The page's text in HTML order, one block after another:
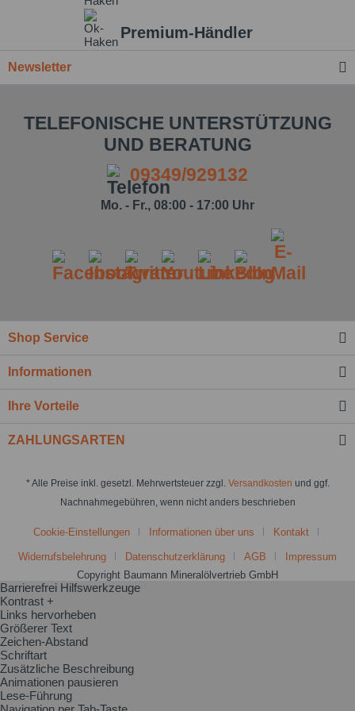
zur Kenntnis
genommen.*
Felder mit * sind Pflichtfelder.
Premium-Händler
Newsletter
TELEFONISCHE UNTERSTÜTZUNG
UND BERATUNG
09349/929132
Mo. - Fr., 08:00 - 17:00 Uhr
Shop Service
Informationen
Ihre Vorteile
ZAHLUNGSARTEN
* Alle Preise inkl. gesetzl. Mehrwertsteuer zzgl. Versandkosten und ggf.
Nachnahmegebühren, wenn nicht anders beschrieben
Cookie-Einstellungen Informationen über uns Kontakt
Widerrufsbelehrung Datenschutzerklärung AGB
Impressum
Copyright Baumann Mineralölvertrieb GmbH
Barrierefrei Hilfswerkzeuge
Kontrast +
Links hervorheben
Größerer Text
Zeichen-Abstand
Schriftart
Zusätzliche Beschreibung
Animationen pausieren
Lese-Führung